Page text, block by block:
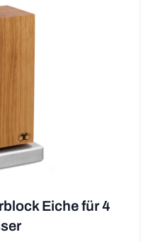
Eiche für 4